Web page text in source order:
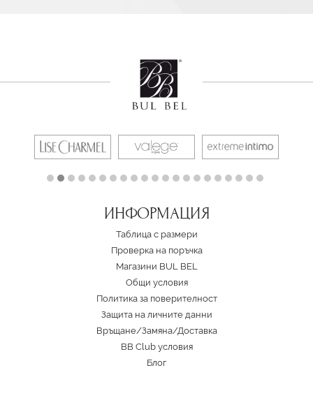
ИНФОРМАЦИЯ
Таблица с размери
Проверка на поръчка
Магазини BUL BEL
Oбщи условия
Политика за поверителност
Защита на личните данни
Връщане/Замяна/Доставка
BB Club условия
Блог